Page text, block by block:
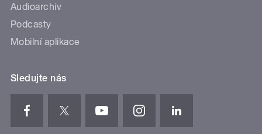
Audioarchiv
Podcasty
Mobilní aplikace
Sledujte nás